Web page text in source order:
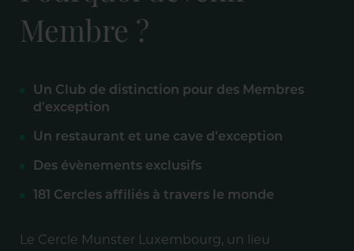
Membre ?
Un Club de distinction pour des Membres
d'exception
Un restaurant et une cave d'exception
Des évènements exclusifs
181 Cercles affiliés à travers le monde
Le Cercle Munster Luxembourg, un lieu